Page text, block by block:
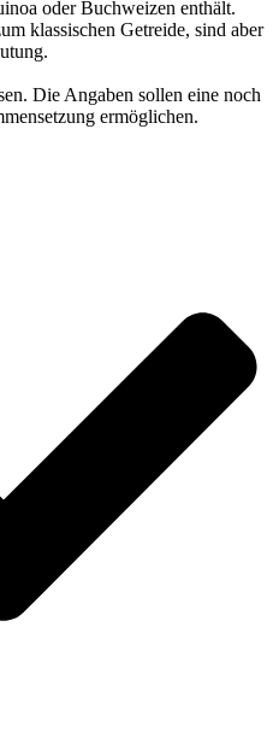
oder Buchweizen enthält.
klassischen Getreide, sind aber
Die Angaben sollen eine noch
ermöglichen.